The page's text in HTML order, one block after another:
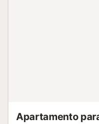
Apartamento